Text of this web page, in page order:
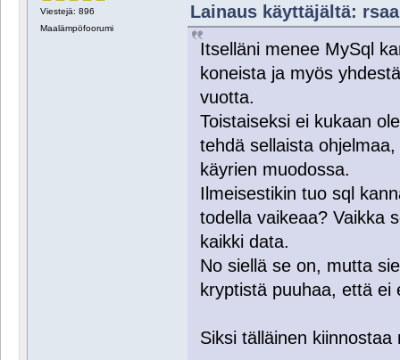
Viestejä: 896
Maalämpöfoorumi
Lainaus käyttäjältä:
Itselläni menee MySql
koneista ja myös
vuotta.
Toistaiseksi ei kukaan
tehdä sellaista
käyrien muodossa.
Ilmeisestikin tuo sql
todella vaikeaa? Vaikka
kaikki data.
No siellä se on, mutta
kryptistä puuhaa, että ei
Siksi tälläinen